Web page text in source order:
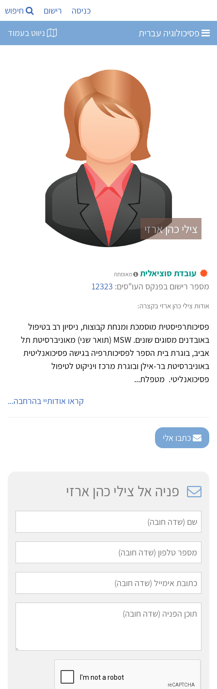
כניסה רישום חיפוש
פסיכולוגיה עברית ניווט בעמוד
צילי כהן ארזי
עובדת סוציאלית מאומתת
מספר רישום בפנקס העו"סים: 12323
אודות צילי כהן ארזי בקצרה:
פסיכותרפיסטית מוסמכת ומנחת קבוצות, ניסיון רב בטיפול
באובדנים מסוגים שונים. MSW (תואר שני) מאוניברסיטת תל
אביב, בוגרת בית הספר לפסיכותרפיה בגישה פסיכואנליטית
באוניברסיטת בר-אילן ובוגרת מרכז ויניקוט לטיפול
פסיכואנליטי. מטפלת...
קראו אודותיי בהרחבה...
כתבו אלי
פניה אל צילי כהן ארזי